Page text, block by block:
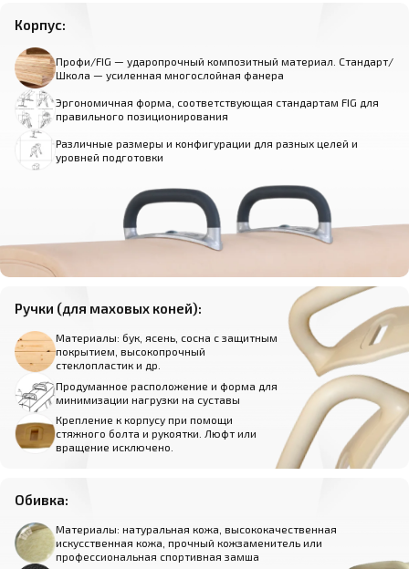
Корпус:
Профи/FIG — ударопрочный композитный материал. Стандарт/
Школа — усиленная многослойная фанера
Эргономичная форма, соответствующая стандартам FIG для
правильного позиционирования
Различные размеры и конфигурации для разных целей и
уровней подготовки
Ручки (для маховых коней):
Материалы: бук, ясень, сосна с защитным
покрытием, высокопрочный
стеклопластик и др.
Продуманное расположение и форма для
минимизации нагрузки на суставы
Крепление к корпусу при помощи
стяжного болта и рукоятки. Люфт или
вращение исключено.
Обивка:
Материалы: натуральная кожа, высококачественная
искусственная кожа, прочный кожзаменитель или
профессиональная спортивная замша